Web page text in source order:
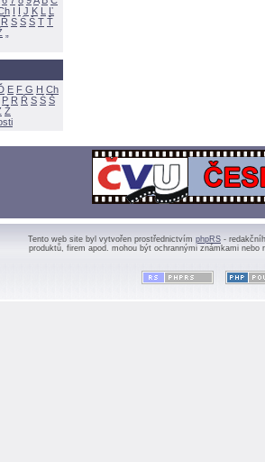
I Í J K L
Ľ
Ř S Ś T Ť
E F G H Ch
P R Ř S Ś
Tento web site byl vytvořen prostřednictvím phpRS -
produktů, firem apod. mohou být ochrannými známkami